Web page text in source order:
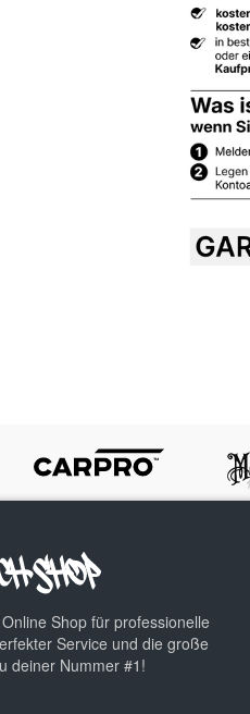
Shop für professionelle
Service und die große
deiner Nummer #1!